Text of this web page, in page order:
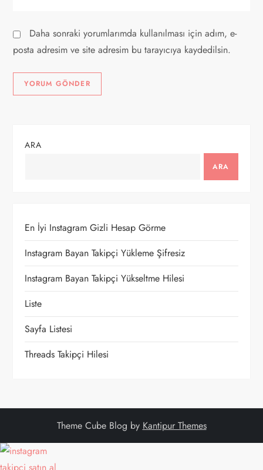
Daha sonraki yorumlarımda kullanılması için adım, e-
posta adresim ve site adresim bu tarayıcıya kaydedilsin.
ARA
ARA
En İyi Instagram Gizli Hesap Görme
Instagram Bayan Takipçi Yükleme Şifresiz
Instagram Bayan Takipçi Yükseltme Hilesi
Liste
Sayfa Listesi
Threads Takipçi Hilesi
Theme Cube Blog by Kantipur Themes